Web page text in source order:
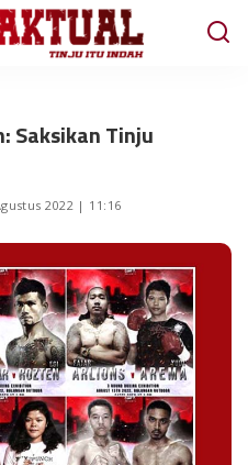
Saksikan Tinju
2022 | 11:16